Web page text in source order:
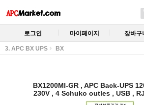
로그인 마이페이지 장바구
3. APC BX UPS BX
BX1200MI-GR , APC Back-UPS
230V , 4 Schuko outles , USB ,